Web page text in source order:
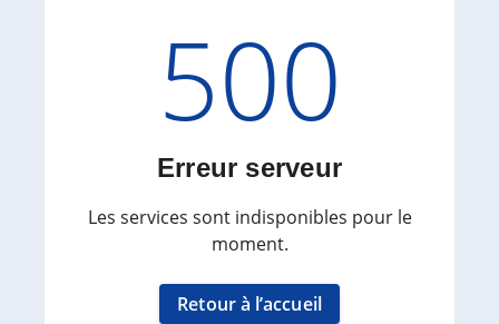
Code
500
Erreur serveur
Les services sont indisponibles pour le
moment.
Retour à l’accueil